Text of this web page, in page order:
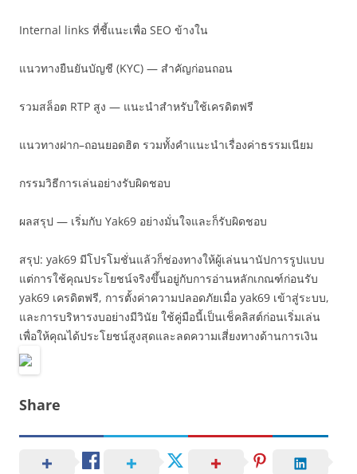
Internal links ที่ชี้แนะเพื่อ SEO ข้างใน
แนวทางยืนยันบัญชี (KYC) — สำคัญก่อนถอน
รวมสล็อต RTP สูง — แนะนำสำหรับใช้เครดิตฟรี
แนวทางฝาก–ถอนยอดฮิต รวมทั้งคำแนะนำเรื่องค่าธรรมเนียม
กรรมวิธีการเล่นอย่างรับผิดชอบ
ผลสรุป — เริ่มกับ Yak69 อย่างมั่นใจและก็รับผิดชอบ
สรุป: yak69 มีโปรโมชั่นแล้วก็ช่องทางให้ผู้เล่นนานัปการรูปแบบ
แต่การใช้คุณประโยชน์จริงขึ้นอยู่กับการอ่านหลักเกณฑ์ก่อนรับ
yak69 เครดิตฟรี, การตั้งค่าความปลอดภัยเมื่อ yak69 เข้าสู่ระบบ,
และการบริหารงบอย่างมีวินัย ใช้คู่มือนี้เป็นเช็คลิสต์ก่อนเริ่มเล่น
เพื่อให้คุณได้ประโยชน์สูงสุดและลดความเสี่ยงทางด้านการเงิน
Share